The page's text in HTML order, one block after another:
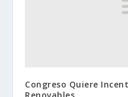
Congreso Quiere